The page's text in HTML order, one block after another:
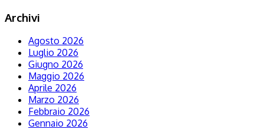
Archivi
Agosto 2026
Luglio 2026
Giugno 2026
Maggio 2026
Aprile 2026
Marzo 2026
Febbraio 2026
Gennaio 2026